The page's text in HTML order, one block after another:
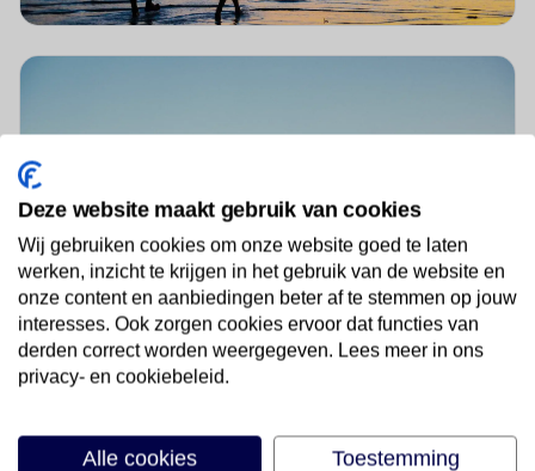
Last Minutes
Bekijk aanbod
Deze website maakt gebruik van cookies
Wij gebruiken cookies om onze website goed te laten
werken, inzicht te krijgen in het gebruik van de website en
onze content en aanbiedingen beter af te stemmen op jouw
interesses. Ook zorgen cookies ervoor dat functies van
derden correct worden weergegeven. Lees meer in ons
privacy- en cookiebeleid.
Alle cookies
Toestemming